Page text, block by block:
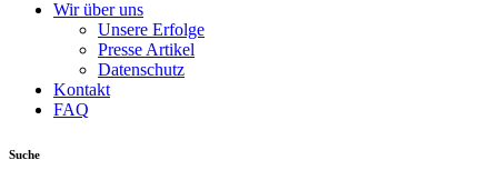
Wir über uns
Unsere Erfolge
Presse Artikel
Datenschutz
Kontakt
FAQ
Suche